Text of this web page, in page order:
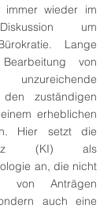
immer wieder im
um
Lange
von
zuständigen
erheblichen
Hier setzt die
(KI) als
an, die nicht
von Anträgen
auch eine